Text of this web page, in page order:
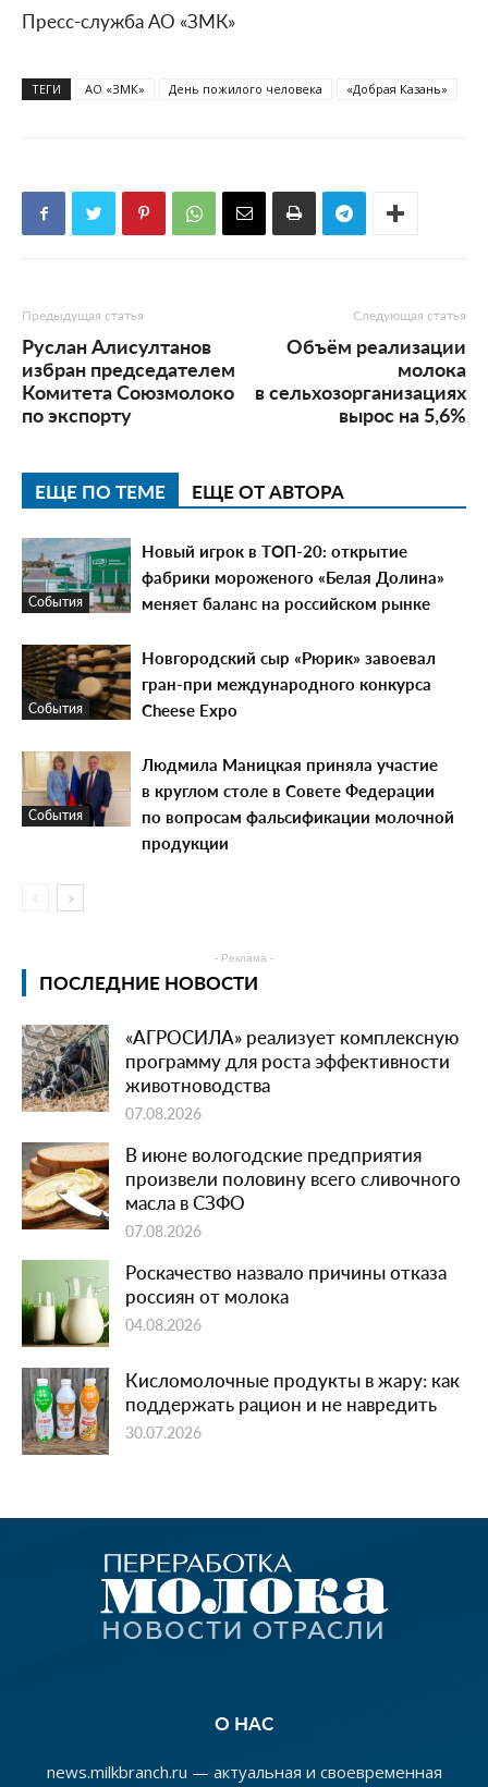
Пресс-служба АО «ЗМК»
ТЕГИ АО «ЗМК» День пожилого человека «Добрая Казань»
Предыдущая статья
Руслан Алисултанов
избран председателем
Комитета Союзмолоко
по экспорту
Следующая статья
Объём реализации
молока
в сельхозорганизациях
вырос на 5,6%
ЕЩЕ ПО ТЕМЕ ЕЩЕ ОТ АВТОРА
События
Новый игрок в ТОП-20: открытие
фабрики мороженого «Белая Долина»
меняет баланс на российском рынке
События
Новгородский сыр «Рюрик» завоевал
гран-при международного конкурса
Cheese Expo
События
Людмила Маницкая приняла участие
в круглом столе в Совете Федерации
по вопросам фальсификации молочной
продукции
- Реклама -
ПОСЛЕДНИЕ НОВОСТИ
«АГРОСИЛА» реализует комплексную
программу для роста эффективности
животноводства
07.08.2026
В июне вологодские предприятия
произвели половину всего сливочного
масла в СЗФО
07.08.2026
Роскачество назвало причины отказа
россиян от молока
04.08.2026
Кисломолочные продукты в жару: как
поддержать рацион и не навредить
30.07.2026
О НАС
news.milkbranch.ru — актуальная и своевременная